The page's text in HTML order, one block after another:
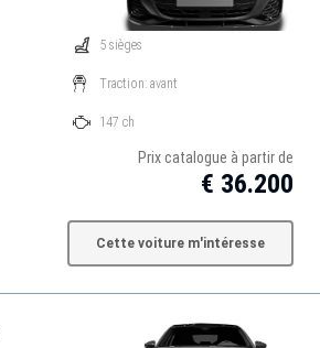
5 sièges
Traction: avant
147 ch
Prix catalogue à partir de
€ 36.200
Cette voiture m'intéresse